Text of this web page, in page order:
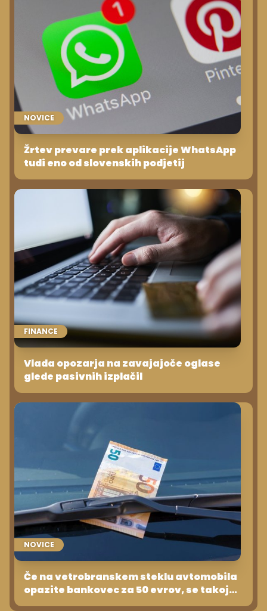
NOVICE
Žrtev prevare prek aplikacije WhatsApp
tudi eno od slovenskih podjetij
FINANCE
Vlada opozarja na zavajajoče oglase
glede pasivnih izplačil
NOVICE
Če na vetrobranskem steklu avtomobila
opazite bankovec za 50 evrov, se takoj
umaknite na varno